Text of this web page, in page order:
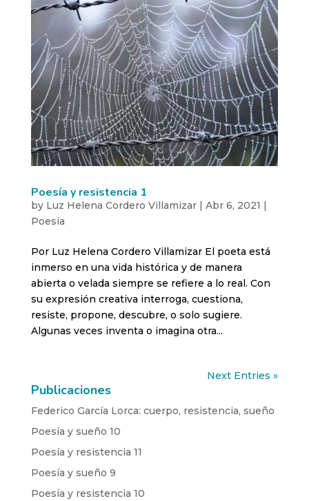
Poesía y resistencia 1
by Luz Helena Cordero Villamizar| Abr 6, 2021 |
Poesía
Por Luz Helena Cordero Villamizar El poeta está
inmerso en una vida histórica y de manera
abierta o velada siempre se refiere a lo real. Con
su expresión creativa interroga, cuestiona,
resiste, propone, descubre, o solo sugiere.
Algunas veces inventa o imagina otra...
Next Entries »
Publicaciones
Federico García Lorca: cuerpo, resistencia, sueño
Poesía y sueño 10
Poesía y resistencia 11
Poesía y sueño 9
Poesía y resistencia 10